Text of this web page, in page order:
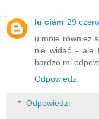
lu ciam 29
u mnie również
nie widać - ale
bardzo mi
Odpowiedz
Odpowiedzi